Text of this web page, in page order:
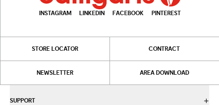
INSTAGRAM LINKEDIN FACEBOOK PINTEREST
STORE LOCATOR CONTRACT
NEWSLETTER AREA DOWNLOAD
SUPPORT